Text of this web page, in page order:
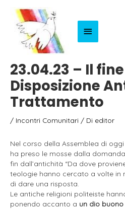
Menu
23.04.23 – Il
Disposizione
Trattamento
/ Incontri Comunitari / Di editor
Nel corso della Assemblea di
ha preso le mosse dalla
fin dall’antichità “Da dove
teologie hanno cercato a volte in
di dare una risposta.
Le antiche religioni politeiste
ponendo accanto a un dio